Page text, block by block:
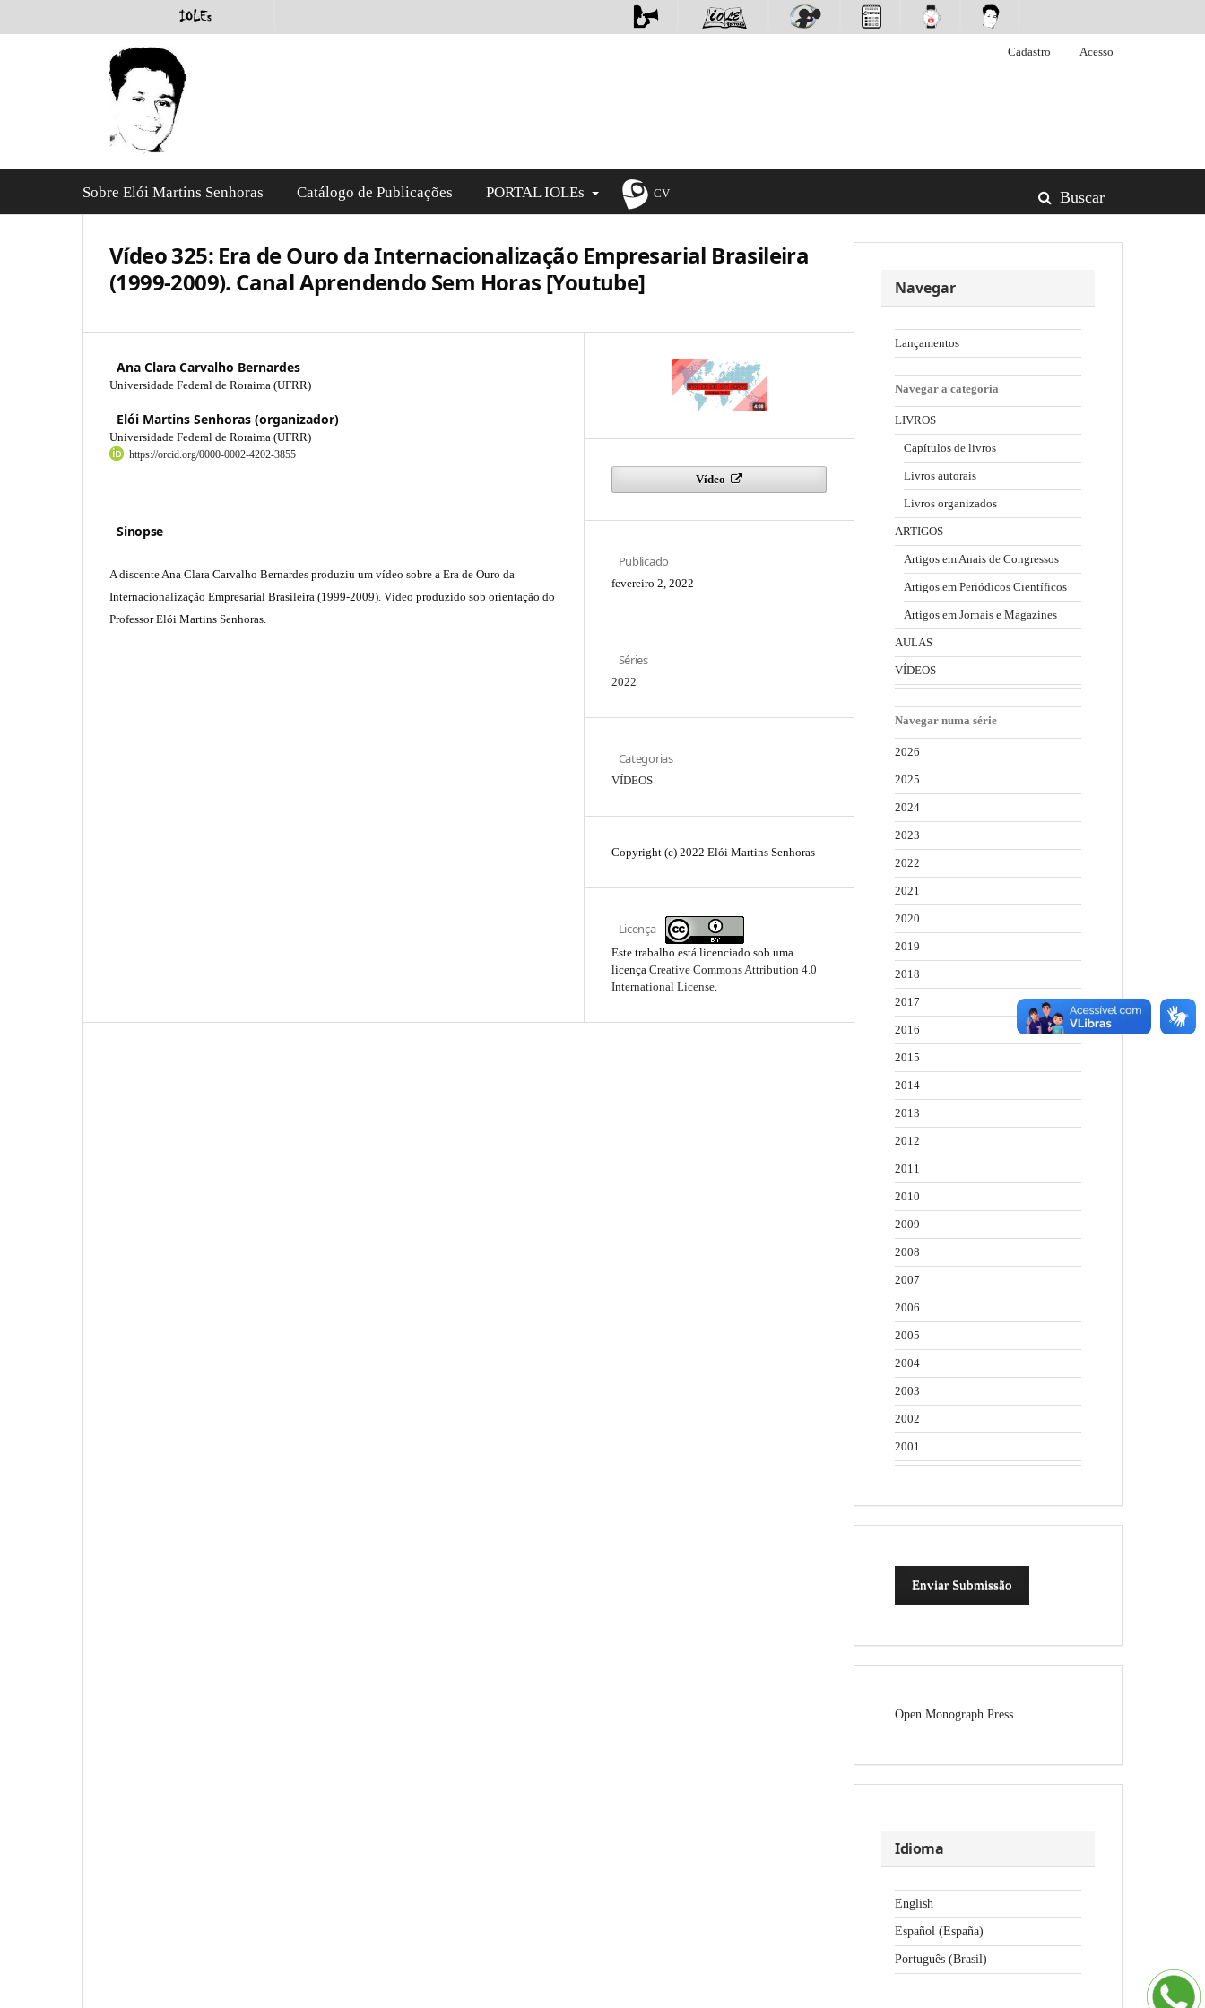
Cadastro Acesso
Sobre Elói Martins Senhoras Catálogo de Publicações PORTAL IOLEs Buscar
CV
Vídeo 325: Era de Ouro da Internacionalização Empresarial Brasileira
(1999-2009). Canal Aprendendo Sem Horas [Youtube]
Ana Clara Carvalho Bernardes
Universidade Federal de Roraima (UFRR)
Elói Martins Senhoras (organizador)
Universidade Federal de Roraima (UFRR)
https://orcid.org/0000-0002-4202-3855
Sinopse
A discente Ana Clara Carvalho Bernardes produziu um vídeo sobre a Era de Ouro da
Internacionalização Empresarial Brasileira (1999-2009). Vídeo produzido sob orientação do
Professor Elói Martins Senhoras.
Vídeo
Publicado
fevereiro 2, 2022
Séries
2022
Categorias
VÍDEOS
Copyright (c) 2022 Elói Martins Senhoras
Licença
Este trabalho está licenciado sob uma
licença Creative Commons Attribution 4.0
International License.
Navegar
Lançamentos
Navegar a categoria
LIVROS
Capítulos de livros
Livros autorais
Livros organizados
ARTIGOS
Artigos em Anais de Congressos
Artigos em Periódicos Científicos
Artigos em Jornais e Magazines
AULAS
VÍDEOS
Navegar numa série
2026
2025
2024
2023
2022
2021
2020
2019
2018
2017
2016
2015
2014
2013
2012
2011
2010
2009
2008
2007
2006
2005
2004
2003
2002
2001
Enviar Submissão
Open Monograph Press
Idioma
English
Español (España)
Português (Brasil)